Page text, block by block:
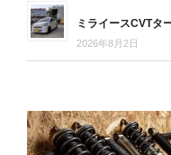
ミライースCVTタ
2026年8月2日